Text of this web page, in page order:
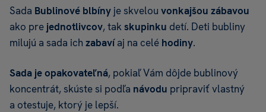
Sada Bublinové blbíny je skvelou vonkajšou zábavou
ako pre jednotlivcov, takskupinku detí. Deti bubliny
milujú a sada ich zabavíaj na celé hodiny.
Sada je opakovateľná, pokiaľ Vám dôjde bublinový
koncentrát, skúste si podľa návodu pripraviť vlastný
a otestuje, ktorý je lepší.